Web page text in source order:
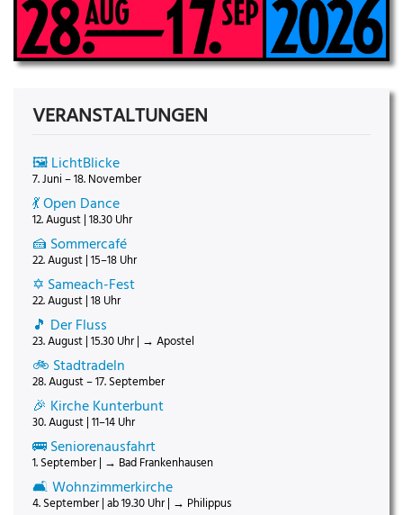
VERANSTALTUNGEN
🖼️ LichtBlicke
7. Juni – 18. November
💃 Open Dance
12. August | 18.30 Uhr
🍰 Sommercafé
22. August | 15–18 Uhr
✡️ Sameach-Fest
22. August | 18 Uhr
🎵 Der Fluss
23. August | 15.30 Uhr | → Apostel
🚲 Stadtradeln
28. August – 17. September
🎉 Kirche Kunterbunt
30. August | 11–14 Uhr
🚌 Seniorenausfahrt
1. September | → Bad Frankenhausen
🛋️ Wohnzimmerkirche
4. September | ab 19.30 Uhr | → Philippus